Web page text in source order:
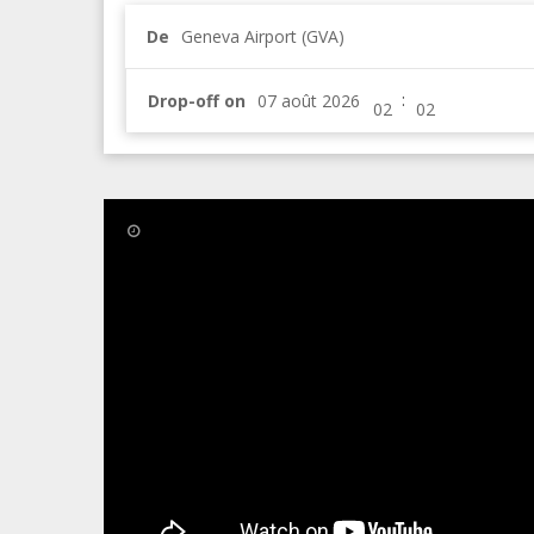
De Geneva Airport (GVA)
Drop-off on :